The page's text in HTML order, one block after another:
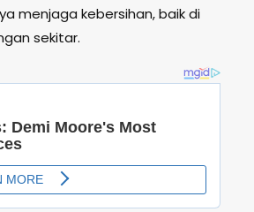
menjaga kebersihan, baik di
sekitar.